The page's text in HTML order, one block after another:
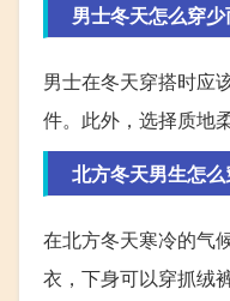
男士冬天怎么穿
男士在冬天穿搭时应
件。此外，选择质地
北方冬天男生怎
在北方冬天寒冷的气
衣，下身可以穿抓绒